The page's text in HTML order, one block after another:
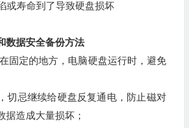
或寿命到了导致硬盘损坏
数据安全备份方法
固定的地方，电脑硬盘运行时，避免
切忌继续给硬盘反复通电，防止磁对
据造成大量损坏；